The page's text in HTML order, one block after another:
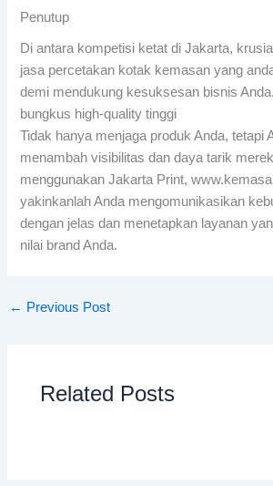
Penutup
Di antara kompetisi ketat di Jakarta,
jasa percetakan kotak kemasan yang
demi mendukung kesuksesan bisnis
bungkus high-quality tinggi
Tidak hanya menjaga produk Anda, tetapi
menambah visibilitas dan daya tarik
menggunakan Jakarta Print,
yakinkanlah Anda mengomunikasikan
dengan jelas dan menetapkan layanan
nilai brand Anda.
← Previous Post
Related Posts